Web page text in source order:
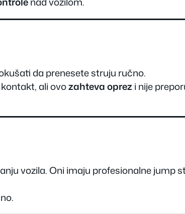
da prenesete struju ručno.
ali ovozahteva oprezi nije
vozila. Oni imaju profesionalne jump